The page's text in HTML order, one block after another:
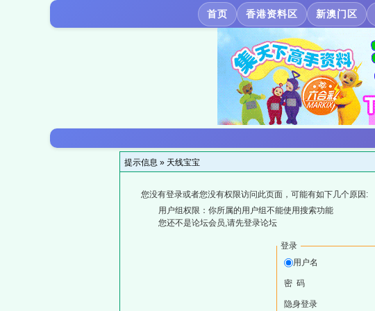
首页 香港资料区 新澳门区
提示信息 » 天线宝宝
您没有登录或者您没有权限访问此页面，可能有如下几个原因:
用户组权限：你所属的用户组不能使用搜索功能
您还不是论坛会员,请先登录论坛
登录
用户名
密 码
隐身登录